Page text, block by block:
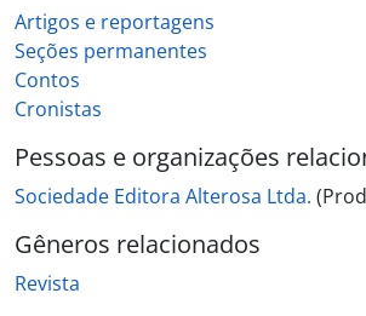
Artigos e reportagens
Seções permanentes
Contos
Cronistas
Pessoas e organizações
Sociedade Editora Alterosa Ltda.
Gêneros relacionados
Revista